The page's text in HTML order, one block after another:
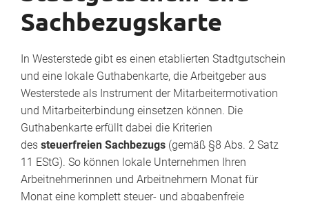
Sachbezugskarte
In Westerstede gibt es einen etablierten Stadtgutschein
und eine lokale Guthabenkarte, die Arbeitgeber aus
Westerstede als Instrument der Mitarbeitermotivation
und Mitarbeiterbindung einsetzen können. Die
Guthabenkarte erfüllt dabei die Kriterien
des steuerfreien Sachbezugs (gemäß §8 Abs. 2 Satz
11 EStG). So können lokale Unternehmen Ihren
Arbeitnehmerinnen und Arbeitnehmern Monat für
Monat eine komplett steuer- und abgabenfreie